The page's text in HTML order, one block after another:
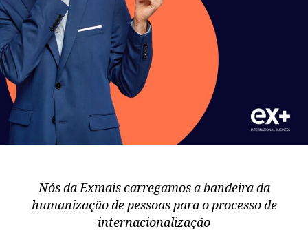
Nós da Exmais carregamos a bandeira da
humanização de pessoas para o processo de
internacionalização